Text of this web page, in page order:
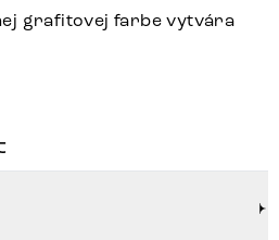
grafitovej farbe vytvára